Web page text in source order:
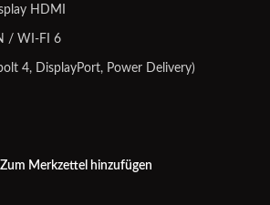
HDMI
/ WI-FI 6
4, DisplayPort, Power Delivery)
Zum Merkzettel hinzufügen